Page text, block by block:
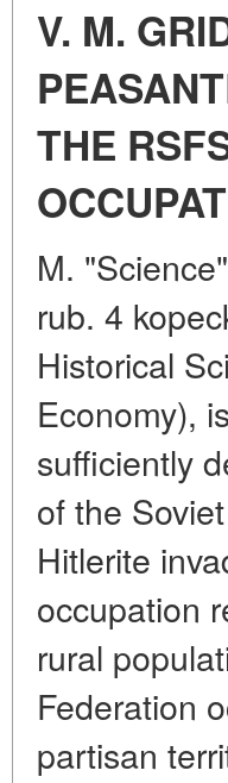
V. M.
THE
M.
rub. 4
Historical
Economy),
sufficiently
of the
Hitlerite
occupation
rural
Federation
partisan